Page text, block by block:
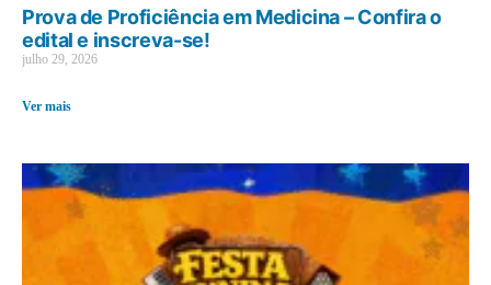
Prova de Proficiência em Medicina – Confira o
edital e inscreva-se!
julho 29, 2026
Ver mais